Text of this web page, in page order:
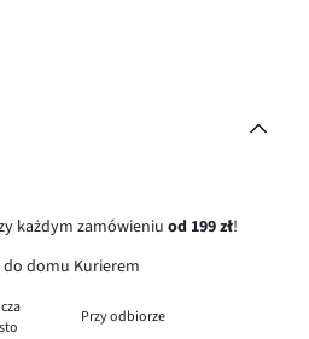
każdym zamówieniuod 199 zł!
do domu Kurierem
Przy odbiorze